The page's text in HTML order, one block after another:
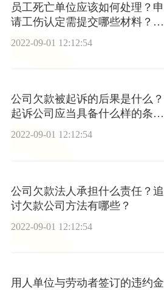
员工死亡单位应该如何处理？申
请工伤认定需提交哪些材料？哪
2022-09-01 12:12:54
公司欠款被起诉的后果是什么？
起诉公司应当具备什么样的条
件？
2022-09-01 12:12:54
公司欠款法人承担什么责任？追
讨欠款公司方法有哪些？
2022-09-01 12:12:54
用人单位与劳动者签订的违约金